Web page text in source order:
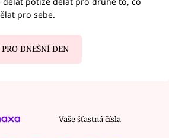
pro sebe.
DNEŠNÍ DEN
Vaše šťastná čísla